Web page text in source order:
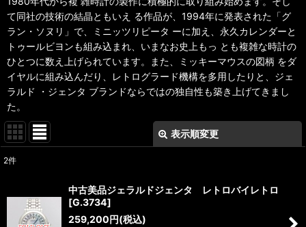
て同社の技術の結晶ともいえ る作品が、1994年に発表された「グ
ラン・ソヌリ」で、ミニッツリピータ ーに加え、永久カレンダーと
トゥールビヨンも組み込まれ、いまなお史上もっ とも複雑な時計の
ひとつに数え上げられています。また、ミッキーマウスの図柄 をダ
イヤルに組み込んだり、レトログラード機構を多用したりと、ジェ
ラルド ・ジェンタ ブランドならではの独自性も築き上げてきまし
た。
表示順変更
並び順
2件
中古美品ジェラルドジェンタ レトロバイレトロ
[G.3734]
259,200円(税込)